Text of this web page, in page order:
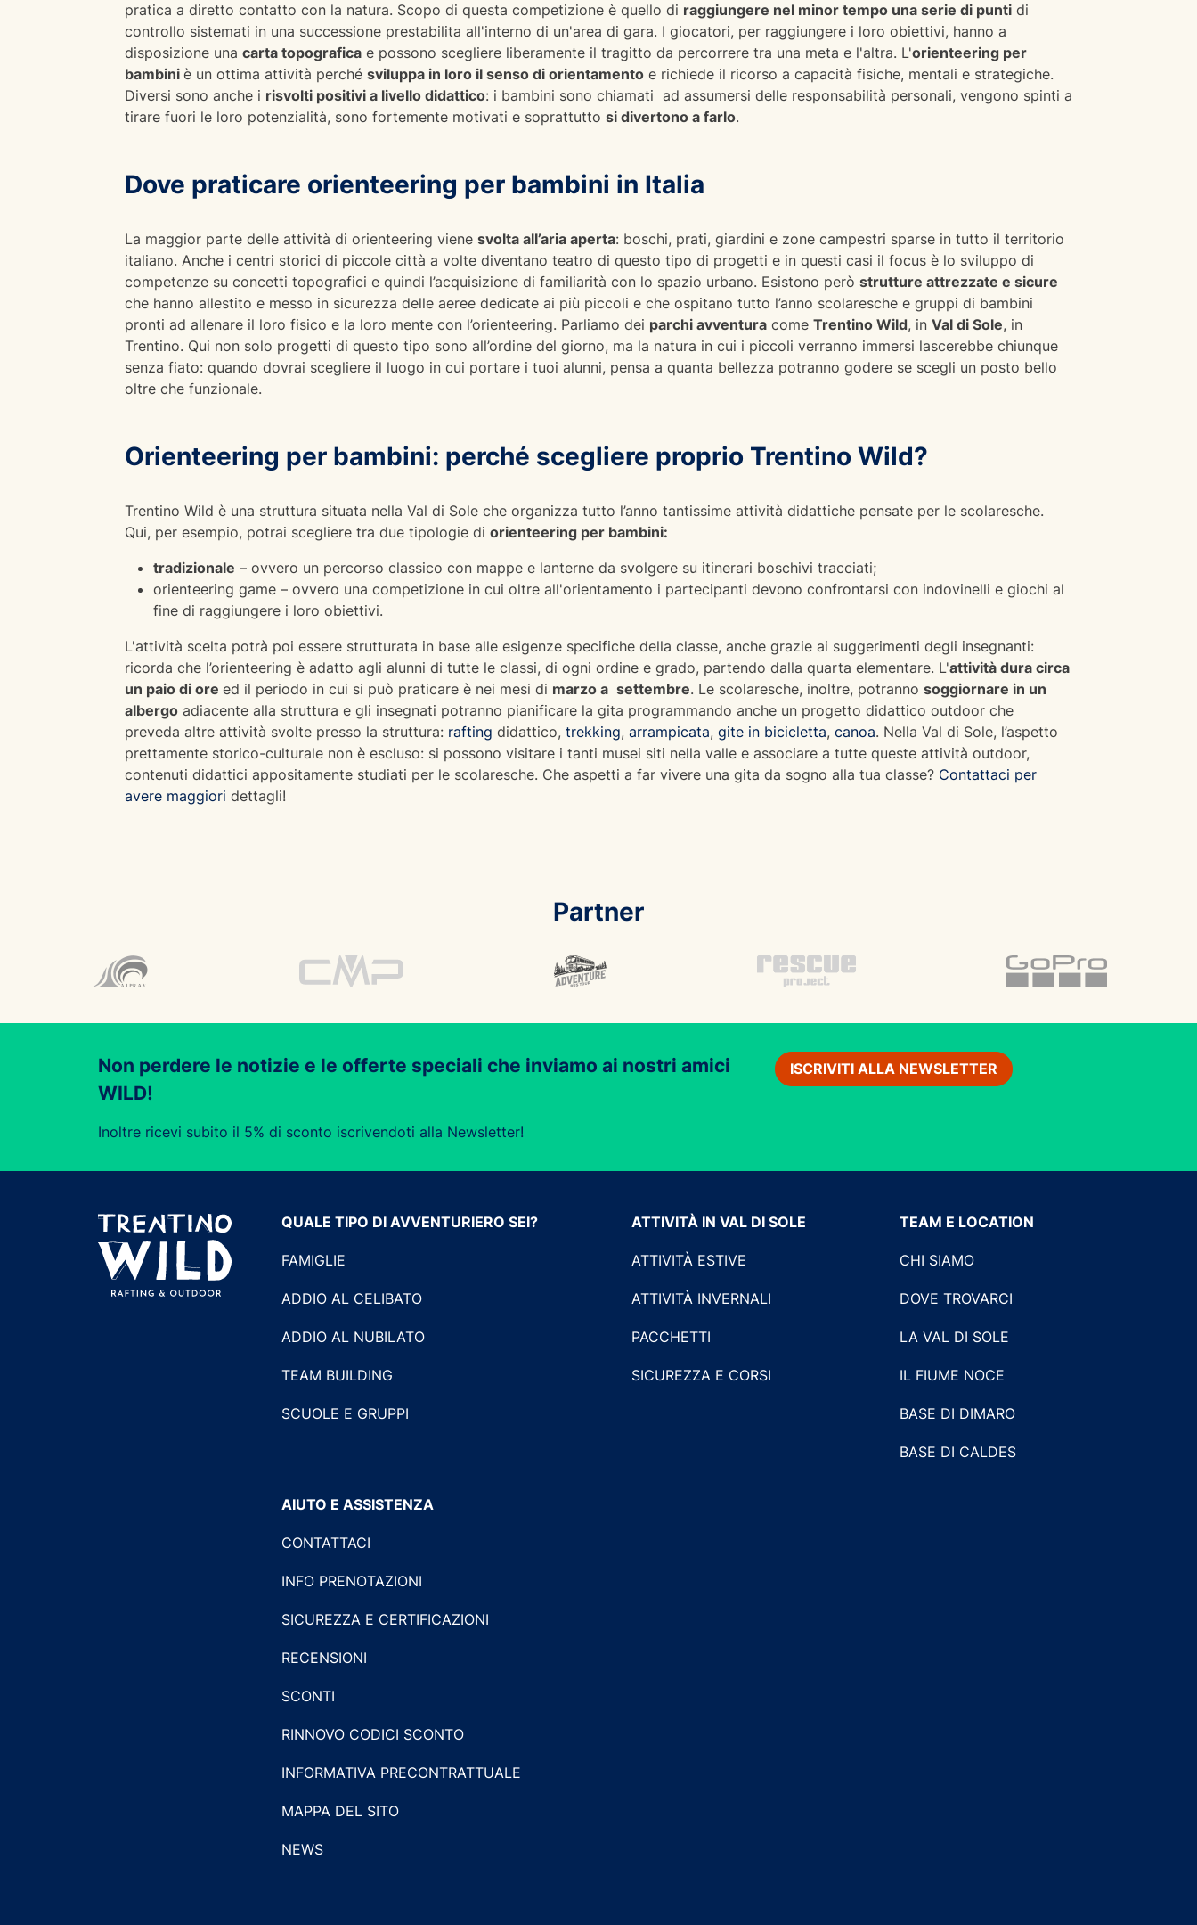
pratica a diretto contatto con la natura. Scopo di questa competizione è quello di raggiungere nel minor tempo una serie di punti di
controllo sistemati in una successione prestabilita all'interno di un'area di gara. I giocatori, per raggiungere i loro obiettivi, hanno a
disposizione una carta topografica e possono scegliere liberamente il tragitto da percorrere tra una meta e l'altra. L'orienteering per
bambini è un ottima attività perché sviluppa in loro il senso di orientamento e richiede il ricorso a capacità fisiche, mentali e strategiche.
Diversi sono anche i risvolti positivi a livello didattico: i bambini sono chiamati ad assumersi delle responsabilità personali, vengono spinti a
tirare fuori le loro potenzialità, sono fortemente motivati e soprattutto si divertono a farlo.
Dove praticare orienteering per bambini in Italia
La maggior parte delle attività di orienteering viene svolta all’aria aperta: boschi, prati, giardini e zone campestri sparse in tutto il territorio
italiano. Anche i centri storici di piccole città a volte diventano teatro di questo tipo di progetti e in questi casi il focus è lo sviluppo di
competenze su concetti topografici e quindi l’acquisizione di familiarità con lo spazio urbano. Esistono però strutture attrezzate e sicure
che hanno allestito e messo in sicurezza delle aeree dedicate ai più piccoli e che ospitano tutto l’anno scolaresche e gruppi di bambini
pronti ad allenare il loro fisico e la loro mente con l’orienteering. Parliamo dei parchi avventura come Trentino Wild, in Val di Sole, in
Trentino. Qui non solo progetti di questo tipo sono all’ordine del giorno, ma la natura in cui i piccoli verranno immersi lascerebbe chiunque
senza fiato: quando dovrai scegliere il luogo in cui portare i tuoi alunni, pensa a quanta bellezza potranno godere se scegli un posto bello
oltre che funzionale.
Orienteering per bambini: perché scegliere proprio Trentino Wild?
Trentino Wild è una struttura situata nella Val di Sole che organizza tutto l’anno tantissime attività didattiche pensate per le scolaresche.
Qui, per esempio, potrai scegliere tra due tipologie di orienteering per bambini:
tradizionale – ovvero un percorso classico con mappe e lanterne da svolgere su itinerari boschivi tracciati;
orienteering game – ovvero una competizione in cui oltre all'orientamento i partecipanti devono confrontarsi con indovinelli e giochi al
fine di raggiungere i loro obiettivi.
L'attività scelta potrà poi essere strutturata in base alle esigenze specifiche della classe, anche grazie ai suggerimenti degli insegnanti:
ricorda che l’orienteering è adatto agli alunni di tutte le classi, di ogni ordine e grado, partendo dalla quarta elementare. L'attività dura circa
un paio di ore ed il periodo in cui si può praticare è nei mesi di marzo a settembre. Le scolaresche, inoltre, potranno soggiornare in un
albergo adiacente alla struttura e gli insegnati potranno pianificare la gita programmando anche un progetto didattico outdoor che
preveda altre attività svolte presso la struttura: rafting didattico, trekking, arrampicata, gite in bicicletta, canoa. Nella Val di Sole, l’aspetto
prettamente storico-culturale non è escluso: si possono visitare i tanti musei siti nella valle e associare a tutte queste attività outdoor,
contenuti didattici appositamente studiati per le scolaresche. Che aspetti a far vivere una gita da sogno alla tua classe? Contattaci per
avere maggiori dettagli!
Partner
Non perdere le notizie e le offerte speciali che inviamo ai nostri amici
WILD!
Inoltre ricevi subito il 5% di sconto iscrivendoti alla Newsletter!
ISCRIVITI ALLA NEWSLETTER
QUALE TIPO DI AVVENTURIERO SEI?
FAMIGLIE
ADDIO AL CELIBATO
ADDIO AL NUBILATO
TEAM BUILDING
SCUOLE E GRUPPI
ATTIVITÀ IN VAL DI SOLE
ATTIVITÀ ESTIVE
ATTIVITÀ INVERNALI
PACCHETTI
SICUREZZA E CORSI
TEAM E LOCATION
CHI SIAMO
DOVE TROVARCI
LA VAL DI SOLE
IL FIUME NOCE
BASE DI DIMARO
BASE DI CALDES
AIUTO E ASSISTENZA
CONTATTACI
INFO PRENOTAZIONI
SICUREZZA E CERTIFICAZIONI
RECENSIONI
SCONTI
RINNOVO CODICI SCONTO
INFORMATIVA PRECONTRATTUALE
MAPPA DEL SITO
NEWS